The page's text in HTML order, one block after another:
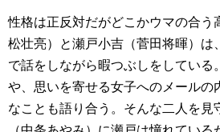
性格は正反対だがどこかウマの合う
松壮亮）と瀬戸小吉（菅田将暉）は
で話をしながら暇つぶしをしている
や、思いを寄せる女子へのメールの
なことも語り合う。そんな二人を見